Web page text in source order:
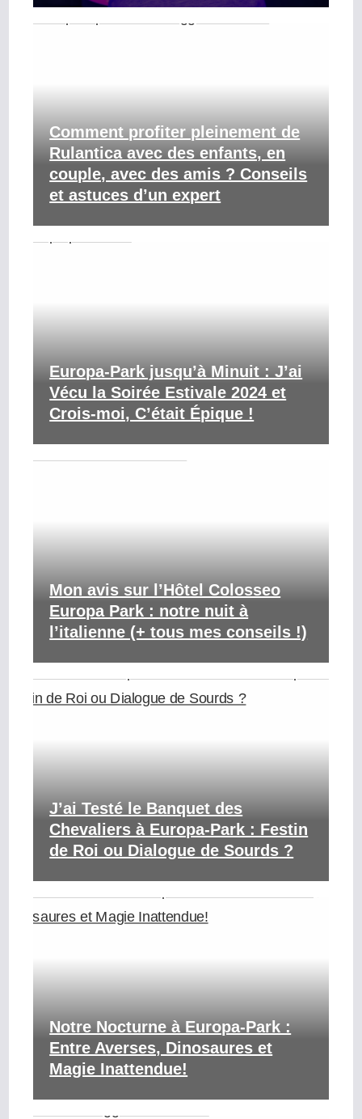
Comment profiter pleinement de
Rulantica avec des enfants, en
couple, avec des amis ? Conseils
et astuces d’un expert
Europa-Park jusqu’à Minuit : J’ai
Vécu la Soirée Estivale 2024 et
Crois-moi, C’était Épique !
Mon avis sur l’Hôtel Colosseo
Europa Park : notre nuit à
l’italienne (+ tous mes conseils !)
J’ai Testé le Banquet des
Chevaliers à Europa-Park : Festin
de Roi ou Dialogue de Sourds ?
Notre Nocturne à Europa-Park :
Entre Averses, Dinosaures et
Magie Inattendue!